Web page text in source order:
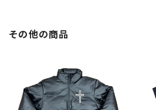
その他の商品